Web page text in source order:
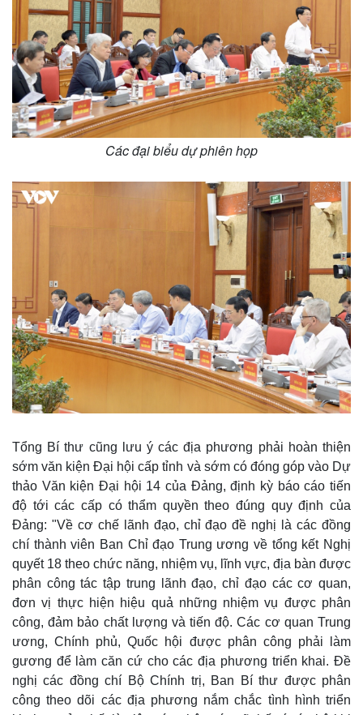
Bóng đá
Lịch thi đấu bóng đá
Thế giới thể thao
eSports
Hậu trường
Ô tô - Xe máy
Xe máy
Tư vấn
Các đại biểu dự phiên họp
Tổng Bí thư cũng lưu ý các địa phương phải hoàn thiện
sớm văn kiện Đại hội cấp tỉnh và sớm có đóng góp vào Dự
thảo Văn kiện Đại hội 14 của Đảng, định kỳ báo cáo tiến
độ tới các cấp có thẩm quyền theo đúng quy định của
Đảng: "Về cơ chế lãnh đạo, chỉ đạo đề nghị là các đồng
chí thành viên Ban Chỉ đạo Trung ương về tổng kết Nghị
quyết 18 theo chức năng, nhiệm vụ, lĩnh vực, địa bàn được
phân công tác tập trung lãnh đạo, chỉ đạo các cơ quan,
đơn vị thực hiện hiệu quả những nhiệm vụ được phân
công, đảm bảo chất lượng và tiến độ. Các cơ quan Trung
ương, Chính phủ, Quốc hội được phân công phải làm
gương để làm căn cứ cho các địa phương triển khai. Đề
nghị các đồng chí Bộ Chính trị, Ban Bí thư được phân
công theo dõi các địa phương nắm chắc tình hình triển